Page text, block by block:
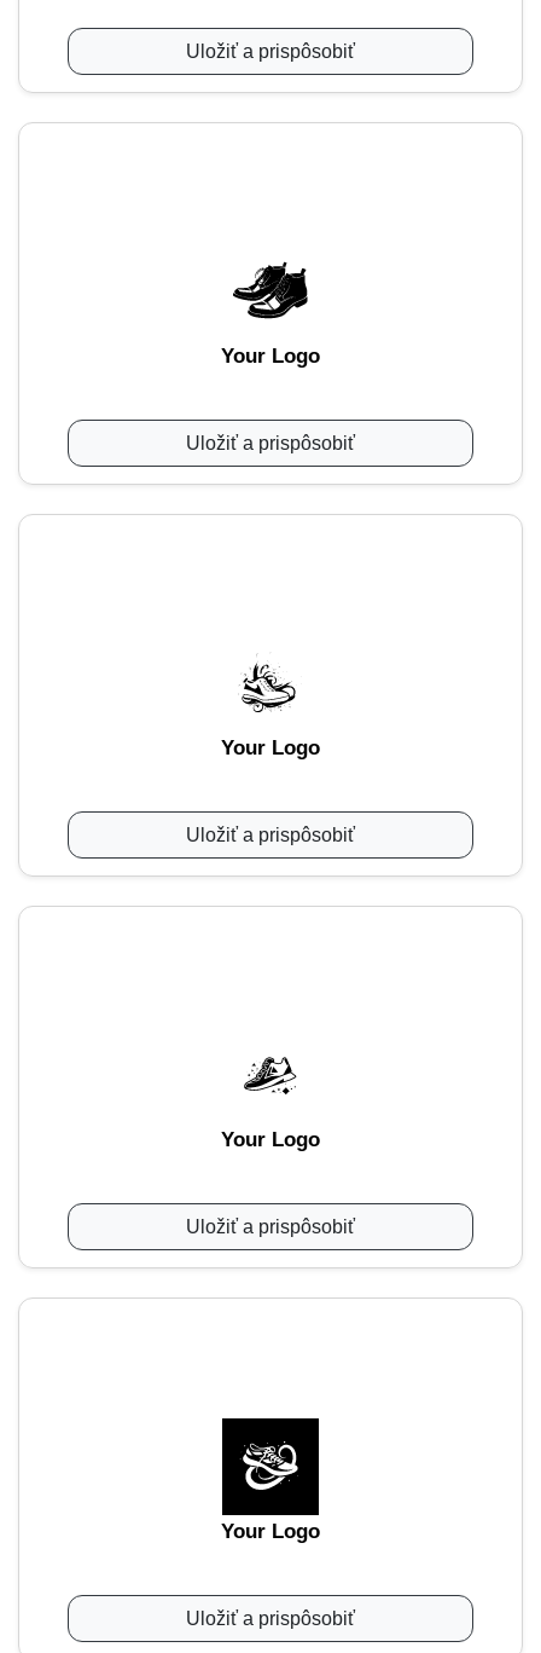
Uložiť a prispôsobiť
Your Logo
Uložiť a prispôsobiť
Your Logo
Uložiť a prispôsobiť
Your Logo
Uložiť a prispôsobiť
Your Logo
Uložiť a prispôsobiť